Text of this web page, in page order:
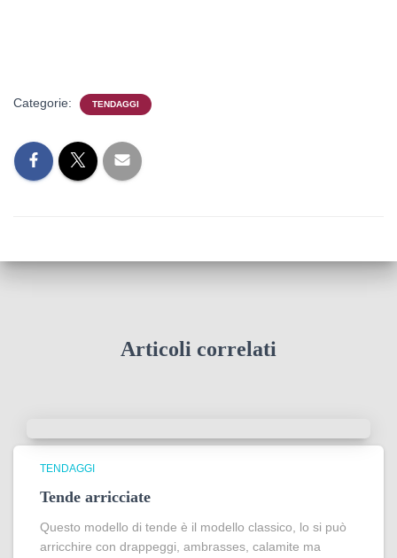
Categorie: TENDAGGI
Articoli correlati
TENDAGGI
Tende arricciate
Questo modello di tende è il modello classico, lo si può
arricchire con drappeggi, ambrasses, calamite ma